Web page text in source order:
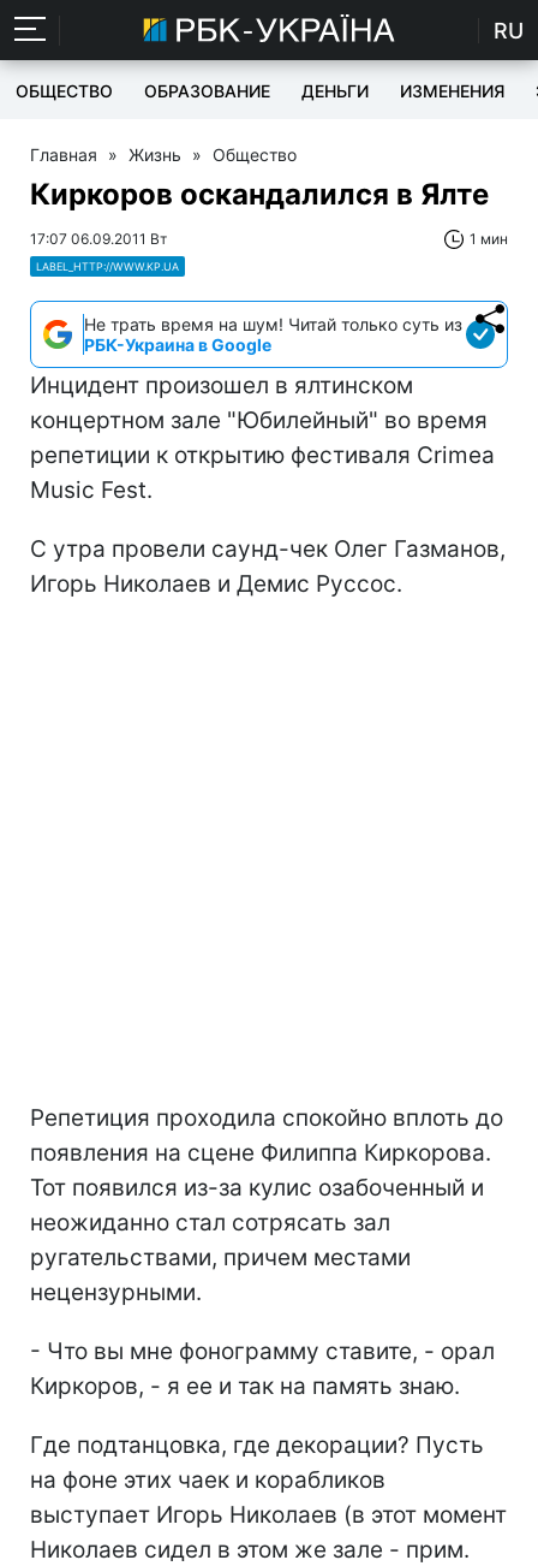
RU
ОБЩЕСТВО ОБРАЗОВАНИЕ ДЕНЬГИ ИЗМЕНЕНИЯ
Главная » Жизнь » Общество
Киркоров оскандалился в Ялте
17:07 06.09.2011 Вт 1 мин
LABEL_HTTP://WWW.KP.UA
Не трать время на шум! Читай только суть из
РБК-Украина в Google
Инцидент произошел в ялтинском
концертном зале "Юбилейный" во время
репетиции к открытию фестиваля Crimea
Music Fest.
С утра провели саунд-чек Олег Газманов,
Игорь Николаев и Демис Руссос.
Репетиция проходила спокойно вплоть до
появления на сцене Филиппа Киркорова.
Тот появился из-за кулис озабоченный и
неожиданно стал сотрясать зал
ругательствами, причем местами
нецензурными.
- Что вы мне фонограмму ставите, - орал
Киркоров, - я ее и так на память знаю.
Где подтанцовка, где декорации? Пусть
на фоне этих чаек и корабликов
выступает Игорь Николаев (в этот момент
Николаев сидел в этом же зале - прим.